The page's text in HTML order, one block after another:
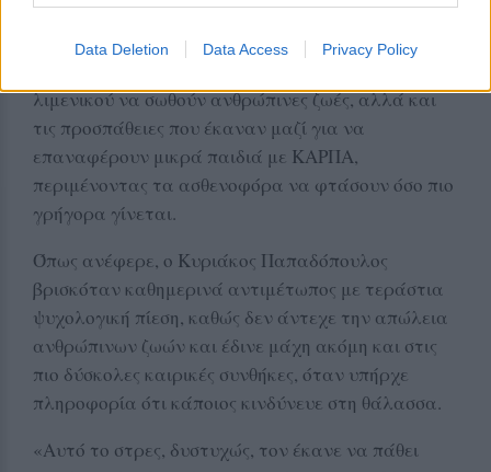
Data Deletion Data Access Privacy Policy
επιχειρήσεις διάσωσης στο Αιγαίο. Θυμήθηκε ειδικά
το ναυάγιο της 28ης Οκτωβρίου 2015 στον
λιμενικού να σωθούν ανθρώπινες ζωές, αλλά και
τις προσπάθειες που έκαναν μαζί για να
επαναφέρουν μικρά παιδιά με ΚΑΡΠΑ,
περιμένοντας τα ασθενοφόρα να φτάσουν όσο πιο
γρήγορα γίνεται.
Όπως ανέφερε, ο Κυριάκος Παπαδόπουλος
βρισκόταν καθημερινά αντιμέτωπος με τεράστια
ψυχολογική πίεση, καθώς δεν άντεχε την απώλεια
ανθρώπινων ζωών και έδινε μάχη ακόμη και στις
πιο δύσκολες καιρικές συνθήκες, όταν υπήρχε
πληροφορία ότι κάποιος κινδύνευε στη θάλασσα.
«Αυτό το στρες, δυστυχώς, τον έκανε να πάθει